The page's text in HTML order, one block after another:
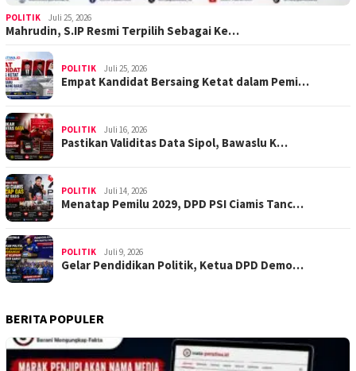
POLITIK Juli 25, 2026
Mahrudin, S.IP Resmi Terpilih Sebagai Ke…
POLITIK Juli 25, 2026
Empat Kandidat Bersaing Ketat dalam Pemi…
POLITIK Juli 16, 2026
Pastikan Validitas Data Sipol, Bawaslu K…
POLITIK Juli 14, 2026
Menatap Pemilu 2029, DPD PSI Ciamis Tanc…
POLITIK Juli 9, 2026
Gelar Pendidikan Politik, Ketua DPD Demo…
BERITA POPULER